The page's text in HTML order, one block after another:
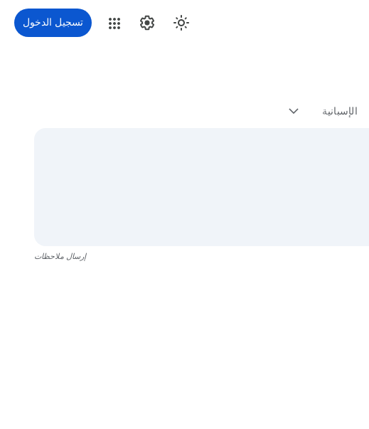
تسجيل الدخول
الإسبانية
إرسال ملاحظات